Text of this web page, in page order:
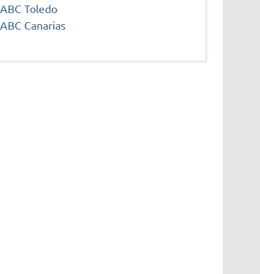
ABC Toledo
ABC Canarias